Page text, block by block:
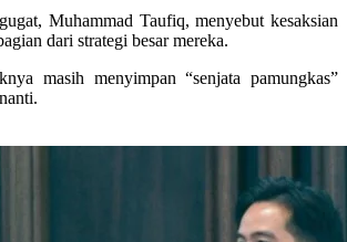
Muhammad Taufiq, menyebut kesaksian
dari strategi besar mereka.
masih menyimpan “senjata pamungkas”